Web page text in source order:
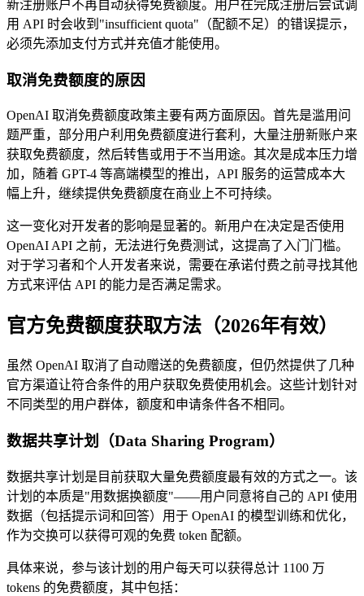
新注册账户不再自动获得免费额度。用户在完成注册后尝试调
用 API 时会收到"insufficient quota"（配额不足）的错误提示，
必须先添加支付方式并充值才能使用。
取消免费额度的原因
OpenAI 取消免费额度政策主要有两方面原因。首先是滥用问
题严重，部分用户利用免费额度进行套利，大量注册新账户来
获取免费额度，然后转售或用于不当用途。其次是成本压力增
加，随着 GPT-4 等高端模型的推出，API 服务的运营成本大
幅上升，继续提供免费额度在商业上不可持续。
这一变化对开发者的影响是显著的。新用户在决定是否使用
OpenAI API 之前，无法进行免费测试，这提高了入门门槛。
对于学习者和个人开发者来说，需要在承诺付费之前寻找其他
方式来评估 API 的能力是否满足需求。
官方免费额度获取方法（2026年有效）
虽然 OpenAI 取消了自动赠送的免费额度，但仍然提供了几种
官方渠道让符合条件的用户获取免费使用机会。这些计划针对
不同类型的用户群体，额度和申请条件各不相同。
数据共享计划（Data Sharing Program）
数据共享计划是目前获取大量免费额度最有效的方式之一。该
计划的本质是"用数据换额度"——用户同意将自己的 API 使用
数据（包括提示词和回答）用于 OpenAI 的模型训练和优化，
作为交换可以获得可观的免费 token 配额。
具体来说，参与该计划的用户每天可以获得总计 1100 万
tokens 的免费额度，其中包括：